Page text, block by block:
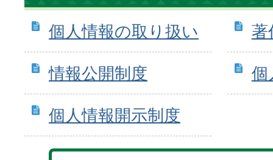
置
個人情報の取り扱い 著
情報公開制度 個
個人情報開示制度